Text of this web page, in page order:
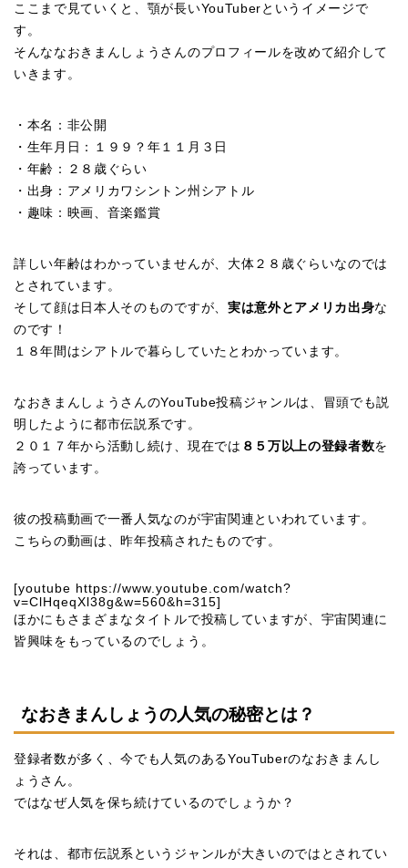
ここまで見ていくと、顎が長いYouTuberというイメージで
す。
そんななおきまんしょうさんのプロフィールを改めて紹介して
いきます。
・本名：非公開
・生年月日：１９９？年１１月３日
・年齢：２８歳ぐらい
・出身：アメリカワシントン州シアトル
・趣味：映画、音楽鑑賞
詳しい年齢はわかっていませんが、大体２８歳ぐらいなのでは
とされています。
そして顔は日本人そのものですが、 実は意外とアメリカ出身な
のです！
１８年間はシアトルで暮らしていたとわかっています。
なおきまんしょうさんのYouTube投稿ジャンルは、冒頭でも説
明したように都市伝説系です。
２０１７年から活動し続け、現在では ８５万以上の登録者数を
誇っています。
彼の投稿動画で一番人気なのが宇宙関連といわれています。
こちらの動画は、昨年投稿されたものです。
[youtube https://www.youtube.com/watch?
v=ClHqeqXl38g&w=560&h=315]
ほかにもさまざまなタイトルで投稿していますが、宇宙関連に
皆興味をもっているのでしょう。
なおきまんしょうの人気の秘密とは？
登録者数が多く、今でも人気のあるYouTuberのなおきまんし
ょうさん。
ではなぜ人気を保ち続けているのでしょうか？
それは、都市伝説系というジャンルが大きいのではとされてい